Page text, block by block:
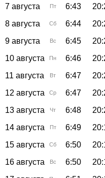
7 августа
Пт 6:43
8 августа
Сб 6:44
9 августа
Вс 6:45
10 августа
Пн 6:46
11 августа
Вт 6:47
12 августа
Ср 6:47
13 августа
Чт 6:48
14 августа
Пт 6:49
15 августа
Сб 6:50
16 августа
Вс 6:50